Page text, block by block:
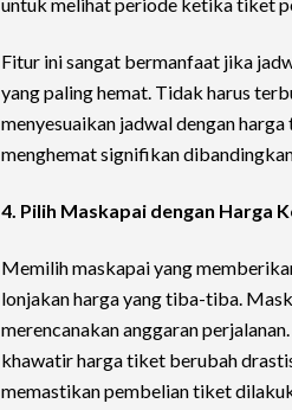
Fitur ini sangat bermanfaat jika
yang paling hemat. Tidak harus
menyesuaikan jadwal dengan
menghemat signifikan
4. Pilih Maskapai dengan Harga
Memilih maskapai yang
lonjakan harga yang tiba-tiba.
merencanakan anggaran
khawatir harga tiket berubah
memastikan pembelian tiket